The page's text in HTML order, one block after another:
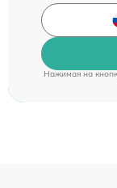
Нажимая на